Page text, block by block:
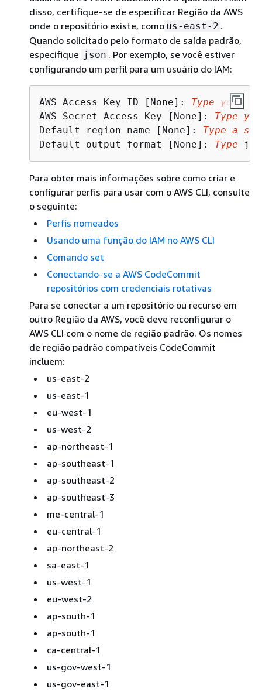
disso, certifique-se de especificar Região da AWS
onde o repositório existe, como us-east-2 .
Quando solicitado pelo formato de saída padrão,
especifique json . Por exemplo, se você estiver
configurando um perfil para um usuário do IAM:
AWS Access Key ID [None]: Type your
AWS Secret Access Key [None]: Type
Default region name [None]: Type a
Default output format [None]: Type
Para obter mais informações sobre como criar e
configurar perfis para usar com o AWS CLI, consulte
o seguinte:
Perfis nomeados
Usando uma função do IAM no AWS CLI
Comando set
Conectando-se a AWS CodeCommit
repositórios com credenciais rotativas
Para se conectar a um repositório ou recurso em
outro Região da AWS, você deve reconfigurar o
AWS CLI com o nome de região padrão. Os nomes
de região padrão compatíveis CodeCommit
incluem:
us-east-2
us-east-1
eu-west-1
us-west-2
ap-northeast-1
ap-southeast-1
ap-southeast-2
ap-southeast-3
me-central-1
eu-central-1
ap-northeast-2
sa-east-1
us-west-1
eu-west-2
ap-south-1
ap-south-1
ca-central-1
us-gov-west-1
us-gov-east-1